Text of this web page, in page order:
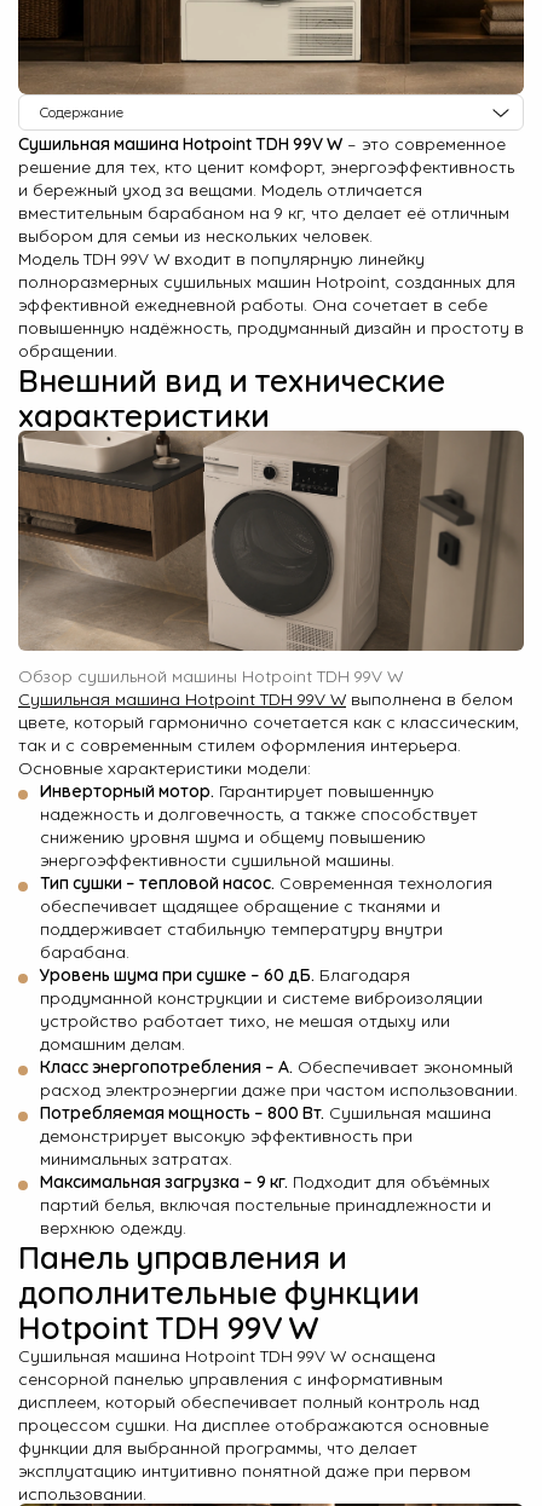
О Hotpoint
Технологии
Где купить
Журнал
Сервис
8 800 3333 887
Содержание
Внешний вид и технические характеристики
Панель управления и дополнительные функции Hotpoint TDH 99V W
Программы сушки
Сушильная машина Hotpoint TDH 99V W – это современное
решение для тех, кто ценит комфорт, энергоэффективность
и бережный уход за вещами. Модель отличается
вместительным барабаном на 9 кг, что делает её отличным
выбором для семьи из нескольких человек.
Модель TDH 99V W входит в популярную линейку
полноразмерных сушильных машин Hotpoint, созданных для
эффективной ежедневной работы. Она сочетает в себе
повышенную надёжность, продуманный дизайн и простоту в
обращении.
Внешний вид и технические
характеристики
Обзор сушильной машины Hotpoint TDH 99V W
Сушильная машина Hotpoint TDH 99V W выполнена в белом
цвете, который гармонично сочетается как с классическим,
так и с современным стилем оформления интерьера.
Основные характеристики модели:
Инверторный мотор. Гарантирует повышенную
надежность и долговечность, а также способствует
снижению уровня шума и общему повышению
энергоэффективности сушильной машины.
Тип сушки – тепловой насос. Современная технология
обеспечивает щадящее обращение с тканями и
поддерживает стабильную температуру внутри
барабана.
Уровень шума при сушке – 60 дБ. Благодаря
продуманной конструкции и системе виброизоляции
устройство работает тихо, не мешая отдыху или
домашним делам.
Класс энергопотребления – A. Обеспечивает экономный
расход электроэнергии даже при частом использовании.
Потребляемая мощность – 800 Вт. Сушильная машина
демонстрирует высокую эффективность при
минимальных затратах.
Максимальная загрузка – 9 кг. Подходит для объёмных
партий белья, включая постельные принадлежности и
верхнюю одежду.
Панель управления и
дополнительные функции
Hotpoint TDH 99V W
Сушильная машина Hotpoint TDH 99V W оснащена
сенсорной панелью управления с информативным
дисплеем, который обеспечивает полный контроль над
процессом сушки. На дисплее отображаются основные
функции для выбранной программы, что делает
эксплуатацию интуитивно понятной даже при первом
использовании.